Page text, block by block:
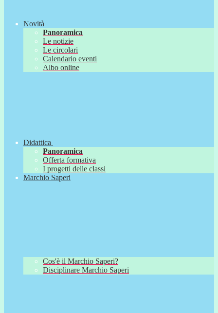
Novità
Panoramica
Le notizie
Le circolari
Calendario eventi
Albo online
Didattica
Panoramica
Offerta formativa
I progetti delle classi
Marchio Saperi
Cos'è il Marchio Saperi?
Disciplinare Marchio Saperi